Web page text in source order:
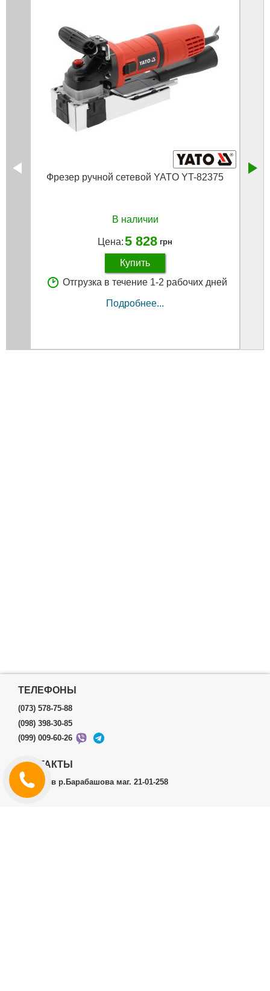
Фрезер ручной сетевой YATO YT-82375
В наличии
Цена:5 828 грн
Купить
Отгрузка в течение 1-2 рабочих дней
Подробнее...
ТЕЛЕФОНЫ
(073) 578-75-88
(098) 398-30-85
(099) 009-60-26
КОНТАКТЫ
г.Харьков р.Барабашова маг. 21-01-258